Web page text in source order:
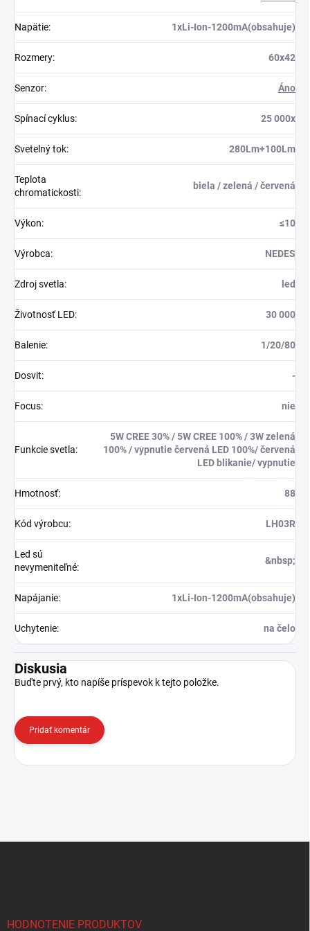
Napätie: 1xLi-Ion-1200mA(obsahuje)
Rozmery: 60x42
Senzor: Áno
Spínací cyklus: 25 000x
Svetelný tok: 280Lm+100Lm
Teplota
chromatickosti:
biela / zelená / červená
Výkon: ≤10
Výrobca: NEDES
Zdroj svetla: led
Životnosť LED: 30 000
Balenie: 1/20/80
Dosvit: -
Focus: nie
Funkcie svetla:
5W CREE 30% / 5W CREE 100% / 3W zelená
100% / vypnutie červená LED 100%/ červená
LED blikanie/ vypnutie
Hmotnosť: 88
Kód výrobcu: LH03R
Led sú
nevymeniteľné:
&nbsp;
Napájanie: 1xLi-Ion-1200mA(obsahuje)
Uchytenie: na čelo
Diskusia
Buďte prvý, kto napíše príspevok k tejto položke.
Pridať komentár
HODNOTENIE PRODUKTOV